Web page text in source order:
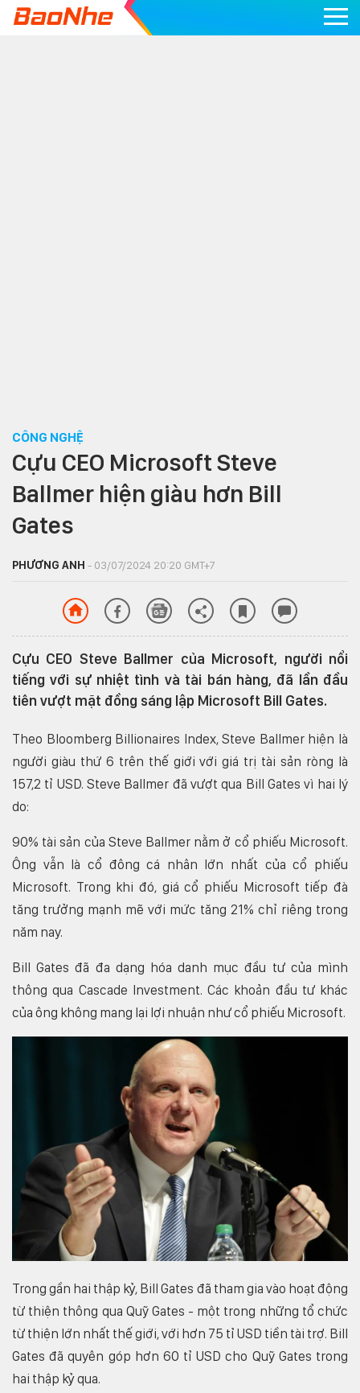
CÔNG NGHỆ
Cựu CEO Microsoft Steve
Ballmer hiện giàu hơn Bill
Gates
PHƯƠNG ANH - 03/07/2024 20:20 GMT+7
Cựu CEO Steve Ballmer của Microsoft, người nổi
tiếng với sự nhiệt tình và tài bán hàng, đã lần đầu
tiên vượt mặt đồng sáng lập Microsoft Bill Gates.
Theo Bloomberg Billionaires Index, Steve Ballmer hiện là
người giàu thứ 6 trên thế giới với giá trị tài sản ròng là
157,2 tỉ USD. Steve Ballmer đã vượt qua Bill Gates vì hai lý
do:
90% tài sản của Steve Ballmer nằm ở cổ phiếu Microsoft.
Ông vẫn là cổ đông cá nhân lớn nhất của cổ phiếu
Microsoft. Trong khi đó, giá cổ phiếu Microsoft tiếp đà
tăng trưởng mạnh mẽ với mức tăng 21% chỉ riêng trong
năm nay.
Bill Gates đã đa dạng hóa danh mục đầu tư của mình
thông qua Cascade Investment. Các khoản đầu tư khác
của ông không mang lại lợi nhuận như cổ phiếu Microsoft.
Trong gần hai thập kỷ, Bill Gates đã tham gia vào hoạt động
từ thiện thông qua Quỹ Gates - một trong những tổ chức
từ thiện lớn nhất thế giới, với hơn 75 tỉ USD tiền tài trợ. Bill
Gates đã quyên góp hơn 60 tỉ USD cho Quỹ Gates trong
hai thập kỷ qua.